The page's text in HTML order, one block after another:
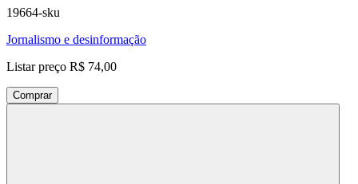
19664-sku
Jornalismo e desinformação
Listar preço R$ 74,00
Comprar